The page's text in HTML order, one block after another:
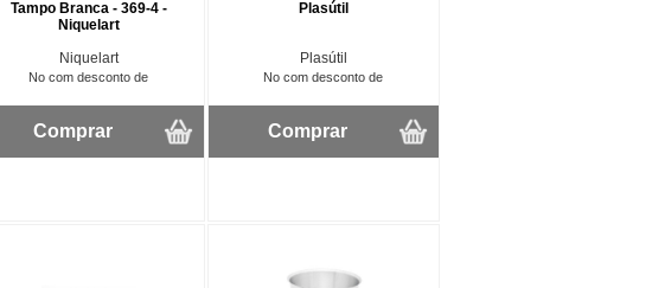
Tampo Branca - 369-4 -
Niquelart
Niquelart
No com desconto de
Comprar
Plasútil
Plasútil
No com desconto de
Comprar